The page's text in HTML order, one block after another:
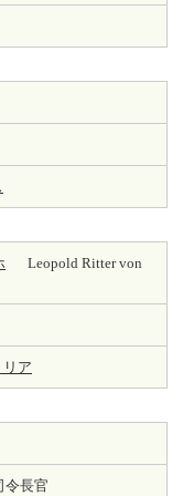
Leopold Ritter von
リア
令長官